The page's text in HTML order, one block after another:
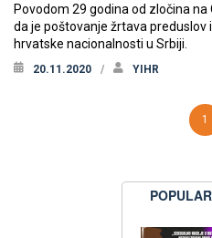
Povodom 29 godina od zločina
da je poštovanje žrtava preduslov
hrvatske nacionalnosti u Srbiji.
20.11.2020 YIHR
1